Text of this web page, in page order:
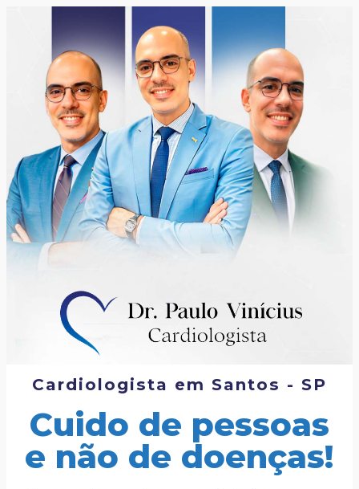
Cardiologista em Santos - SP
Cuido de pessoas
e não de doenças!